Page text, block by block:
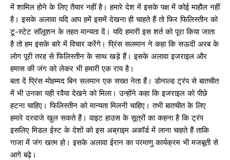
में शामिल होने के लिए तैयार नहीं है। हमारे देश में इसके पक्ष में कोई माहौल नहीं
है। इसके अलावा यदि आप हमें इसमें देखना ही चाहते हैं तो फिर फिलिस्तीन को
टू-स्टेट सॉलूशन के तहत मान्यता दें। यदि हमारी इस शर्त को पूरा किया जाता
है तो हम इसके बारे में विचार करेंगे। प्रिंस सलमान ने कहा कि सऊदी अरब के
लोग पूरी तरह से फिलिस्तीन के साथ खड़े हैं। इसके अलावा इजराइल और
हमास की जंग को लेकर भी हमारी एक राय है।
बता दें प्रिंस मोहम्मद बिन सलमान एक सख्त नेता हैं। डोनाल्ड ट्रंप से बातचीत
में भी उनका यही रवैया देखने को मिला। उन्होंने कहा कि इजराइल को पीछे
हटना चाहिए। फिलिस्तीन को मान्यता मिलनी चाहिए। तभी बातचीत के लिए
हमारे दरवाजे खुल सकते हैं। वाइट हाउस के सूत्रों का कहना है कि ट्रंप
इसलिए मिडल ईस्ट के देशों को इस अब्राइम अकॉर्ड में लाना चाहते हैं ताकि
गाजा में जंग खत्म हो। इसके अलावा ईरान का परमाणु कार्यक्रम भी मजबूती से
आगे बढ़े।